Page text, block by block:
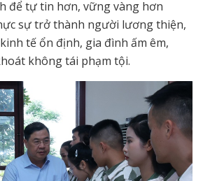
để tự tin hơn, vững vàng hơn
sự trở thành người lương thiện,
tế ổn định, gia đình ấm êm,
không tái phạm tội.